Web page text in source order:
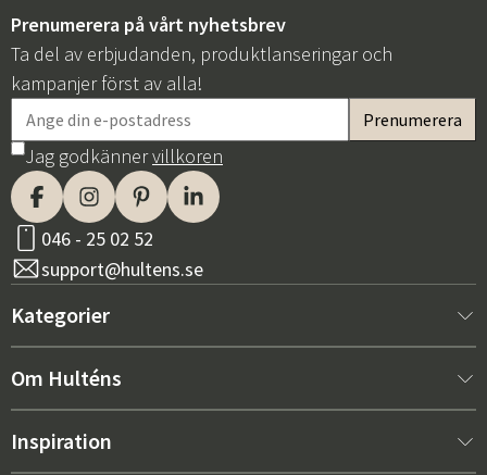
Prenumerera på vårt nyhetsbrev
Ta del av erbjudanden, produktlanseringar och
kampanjer först av alla!
Jag godkännervillkoren
046 - 25 02 52
support@hultens.se
Kategorier
Nytt hos oss
Om Hulténs
Om Hulténs
Inspiration